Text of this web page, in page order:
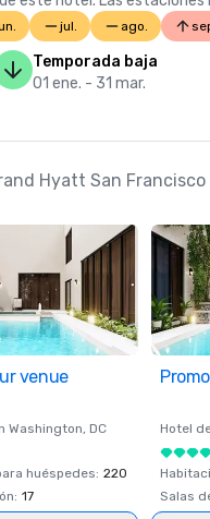
jul. ago.
Temporada baja
01 ene. - 31 mar.
Hyatt San Francisco
venue
Washington, DC
huéspedes: 220
: 17
Hotel
Salas